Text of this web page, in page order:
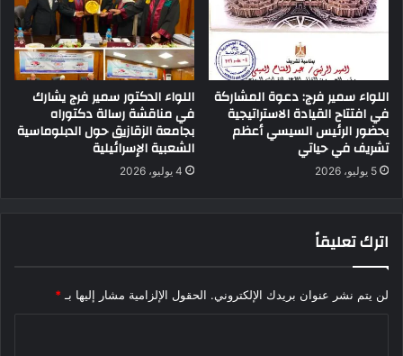
اللواء سمير فرج: دعوة المشاركة
في افتتاح القيادة الاستراتيجية
بحضور الرئيس السيسي أعظم
تشريف في حياتي
5 يوليو، 2026
اللواء الدكتور سمير فرج يشارك
في مناقشة رسالة دكتوراه
بجامعة الزقازيق حول الدبلوماسية
الشعبية الإسرائيلية
4 يوليو، 2026
اترك تعليقاً
لن يتم نشر عنوان بريدك الإلكتروني. الحقول الإلزامية مشار إليها بـ *